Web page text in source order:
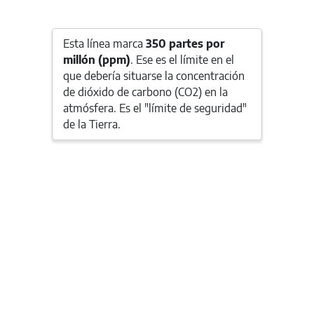
Esta línea marca 350 partes por
millón (ppm). Ese es el límite en el
que debería situarse la concentración
de dióxido de carbono (CO2) en la
atmósfera. Es el "límite de seguridad"
de la Tierra.